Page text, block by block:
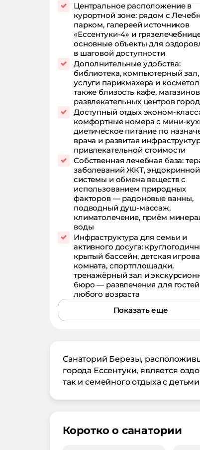
Центральное расположение в
курортной зоне: рядом с
парком, галереей источников
«Ессентуки-4» и
основные объекты для
в шаговой доступности
Дополнительные удобства:
библиотека, компьютерный зал,
услуги парикмахера и
также близость кафе,
развлекательных центров
Доступный отдых эконом-
комфортные номера с мини-
диетическое питание по
врача и развитая
привлекательной стоимости
Собственная лечебная база:
заболеваний ЖКТ, эндокринной
системы и обмена веществ с
использованием природных
факторов — радоновые ванны,
подводный душ-массаж,
климатолечение, приём
воды
Инфраструктура для семьи и
активного досуга:
крытый бассейн, детская
комната, спортплощадки,
тренажёрный зал и
бюро — развлечения для гостей
любого возраста
Показать еще
Санаторий Березы,
города Ессентуки, является
так и семейного отдыха с
Коротко о санатории